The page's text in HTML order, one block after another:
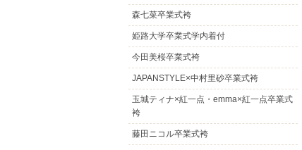
森七菜卒業式袴
姫路大学卒業式学内着付
今田美桜卒業式袴
JAPANSTYLE×中村里砂卒業式袴
玉城ティナ×紅一点・emma×紅一点卒業式
袴
藤田ニコル卒業式袴